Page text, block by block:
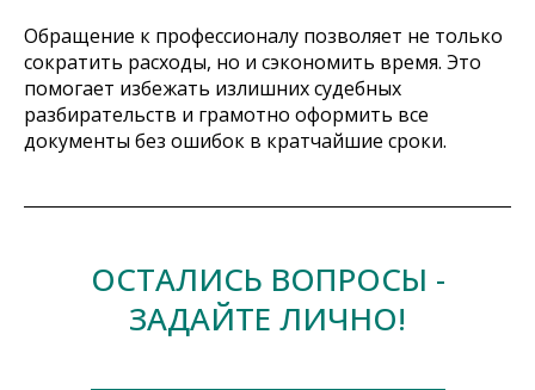
Обращение к профессионалу позволяет не только
сократить расходы, но и сэкономить время. Это
помогает избежать излишних судебных
разбирательств и грамотно оформить все
документы без ошибок в кратчайшие сроки.
ОСТАЛИСЬ ВОПРОСЫ -
ЗАДАЙТЕ ЛИЧНО!